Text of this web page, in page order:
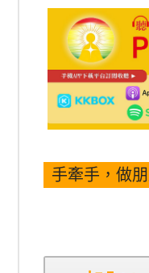
手牽手，做